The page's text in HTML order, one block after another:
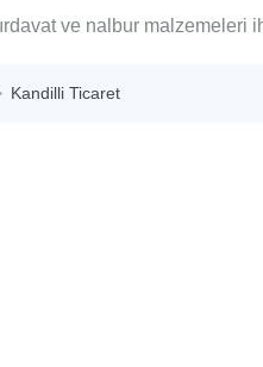
ve nalbur malzemeleri
Kandilli Ticaret